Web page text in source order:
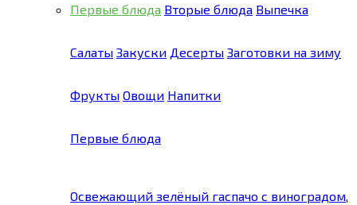
Первые блюда Вторые блюда Выпечка
Салаты Закуски Десерты Заготовки на зиму
Фрукты Овощи Напитки
Первые блюда
Освежающий зелёный гаспачо с виноградом,